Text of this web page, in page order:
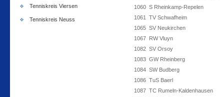
Tenniskreis Viersen
Tenniskreis Neuss
1060 S Rheinkamp-Repelen
1061
TV Schwafheim
1065 SV Neukirchen
1067 RW Vluyn
1082 SV Orsoy
1083 GW Rheinberg
1084 SW Budberg
1086 TuS Baerl
1087 TC Rumeln-Kaldenhausen